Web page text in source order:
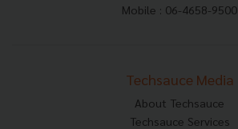
Mobile : 06-4658-9500
Techsauce Media
About Techsauce
Techsauce Services